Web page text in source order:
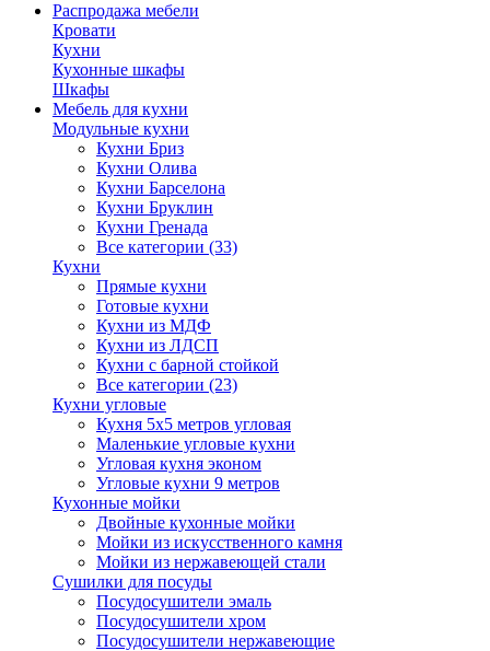
Распродажа мебели
Кровати
Кухни
Кухонные шкафы
Шкафы
Мебель для кухни
Модульные кухни
Кухни Бриз
Кухни Олива
Кухни Барселона
Кухни Бруклин
Кухни Гренада
Все категории (33)
Кухни
Прямые кухни
Готовые кухни
Кухни из МДФ
Кухни из ЛДСП
Кухни с барной стойкой
Все категории (23)
Кухни угловые
Кухня 5х5 метров угловая
Маленькие угловые кухни
Угловая кухня эконом
Угловые кухни 9 метров
Кухонные мойки
Двойные кухонные мойки
Мойки из искусственного камня
Мойки из нержавеющей стали
Сушилки для посуды
Посудосушители эмаль
Посудосушители хром
Посудосушители нержавеющие